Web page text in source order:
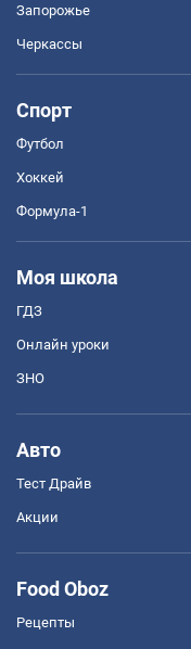
Запорожье
Черкассы
Спорт
Футбол
Хоккей
Формула-1
Моя школа
ГДЗ
Онлайн уроки
ЗНО
Авто
Тест Драйв
Акции
Food Oboz
Рецепты